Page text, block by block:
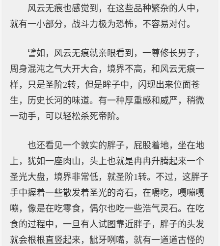
风云无痕也感觉到，在这些品种繁杂的人中，
就有一小部分，战斗力极为恐怖，不容易对付。
譬如，风云无痕就亲眼看到，一尊修长男子，
周身混沌之气大开大合，境界不高，和风云无痕一
样，只是圣阶2转，但是眸子中，闪现出来位面苍
生，历史长河的味道。有一种厚重感和威严，稍微
一动手，可以轻松杀死帝阶。
也还看见一个敦实的胖子，屁股着地，坐在地
上，犹如一座肉山，头上也就是冉冉升腾起来一个
圣光大盘，境界非常低，就圣阶1转。不过，这胖子
手中握着一些散发着圣光的奇石，在嚼吃，嘎嘣嘎
嘣，像是在吃零食，偶尔也吃一些浩气灵石。在吃
食的过程中，一旦有人试图靠近胖子，胖子的头发
就会根根直竖起来，龇牙咧嘴，就有一道道古怪的